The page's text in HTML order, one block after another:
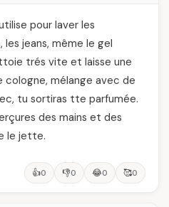
pour laver les
jeans, même le gel
trés vite et laisse une
cologne, mélange avec de
tu sortiras tte parfumée.
des mains et des
le jette.
👍0 👎0 😂0 🥰0